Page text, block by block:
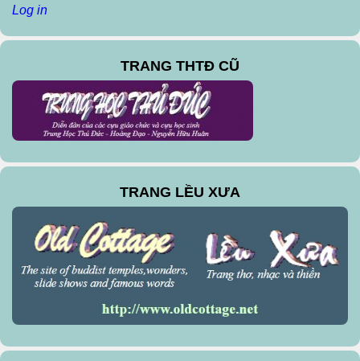
Log in
TRANG THTĐ CŨ
TRANG LỀU XƯA